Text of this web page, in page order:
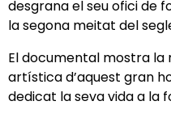
desgrana el seu ofici de
la segona meitat del
El documental mostra la
artística d’aquest gran
dedicat la seva vida a la